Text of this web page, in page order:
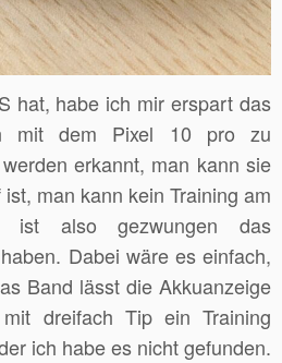
hat, habe ich mir erspart das
mit dem Pixel 10 pro zu
erkannt, man kann sie
man kann kein Training am
ist also gezwungen das
Dabei wäre es einfach,
Band lässt die Akkuanzeige
dreifach Tip ein Training
ich habe es nicht gefunden.